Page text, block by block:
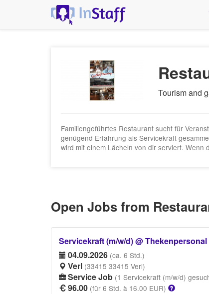
Tourism and
Familiengeführtes Restaurant sucht für
genügend Erfahrung als Servicekraft
wird mit einem Lächeln von dir serviert.
Open Jobs from
Servicekraft (m/w/d) @
04.09.2026 (ca. 6 Std.)
Verl (33415 33415 Verl)
Service Job (1 Servicekraft (m/w/d)
96.00 (für 6 Std. à 16.00 EUR)